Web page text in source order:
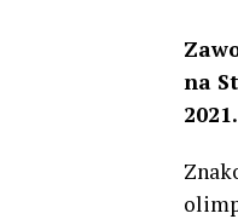
na
2021.